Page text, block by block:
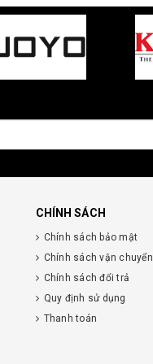
CHÍNH SÁCH
Chính sách bảo mật
Chính sách vận chuyển
Chính sách đổi trả
Quy định sử dụng
Thanh toán